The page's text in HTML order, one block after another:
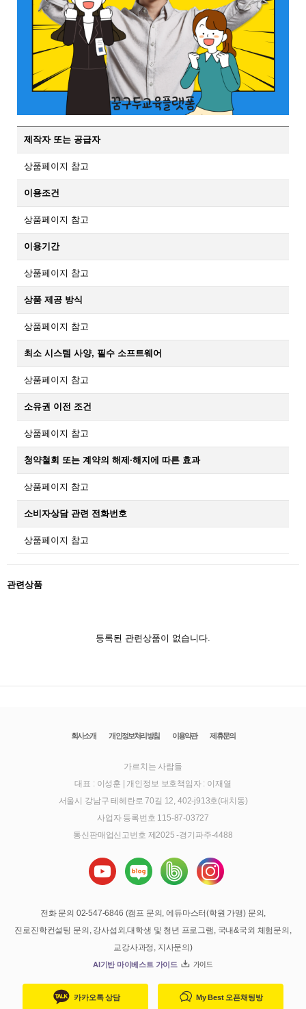
제작자 또는 공급자
상품페이지 참고
이용조건
상품페이지 참고
이용기간
상품페이지 참고
상품 제공 방식
상품페이지 참고
최소 시스템 사양, 필수 소프트웨어
상품페이지 참고
소유권 이전 조건
상품페이지 참고
청약철회 또는 계약의 해제·해지에 따른 효과
상품페이지 참고
소비자상담 관련 전화번호
상품페이지 참고
관련상품
등록된 관련상품이 없습니다.
회사소개 개인정보처리방침 이용약관 제휴문의
가르치는 사람들
대표 : 이성훈 | 개인정보 보호책임자 : 이재열
서울시 강남구 테헤란로 70길 12, 402-j913호(대치동)
사업자 등록번호 115-87-03727
통신판매업신고번호 제2025 -경기파주-4488
전화 문의 02-547-6846 (캠프 문의, 에듀마스터(학원 가맹) 문의,
진로진학컨설팅 문의, 강사섭외,대학생 및 청년 프로그램, 국내&국외 체험문의,
교강사과정, 지사문의)
AI기반 마이베스트 가이드 가이드
카카오톡 상담 My Best 오픈채팅방